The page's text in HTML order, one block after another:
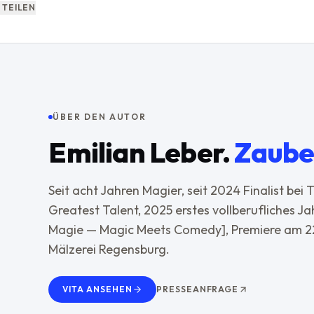
ÜBER DEN AUTOR
Emilian Leber.
Seit acht Jahren Magier, seit 2024 Finalist bei
Greatest Talent, 2025 erstes vollberufliches
Magie — Magic Meets Comedy], Premiere am
Mälzerei Regensburg.
VITA ANSEHEN PRESSEANFRAGE